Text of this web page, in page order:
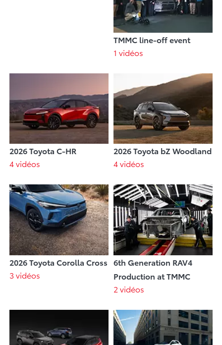
TMMC line-off event
1 vidéos
2026 Toyota C-HR
4 vidéos
2026 Toyota bZ Woodland
4 vidéos
2026 Toyota Corolla Cross
3 vidéos
6th Generation RAV4
Production at TMMC
2 vidéos